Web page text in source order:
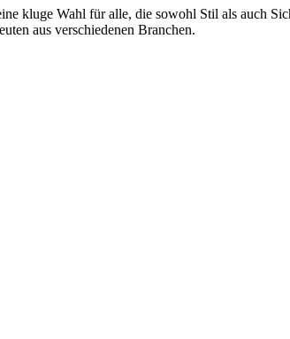
kluge Wahl für alle, die sowohl Stil als auch
aus verschiedenen Branchen.